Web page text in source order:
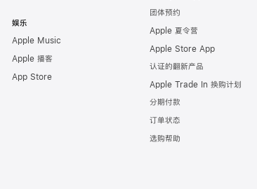
娱乐
Apple Music
Apple 播客
App Store
团体预约
Apple 夏令营
Apple Store App
认证的翻新产品
Apple Trade In 换购计划
分期付款
订单状态
选购帮助